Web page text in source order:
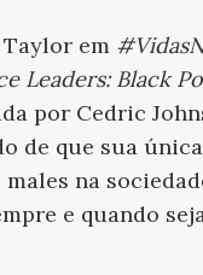
em
Leaders: Black
por Cedric
de que sua
na
e quando